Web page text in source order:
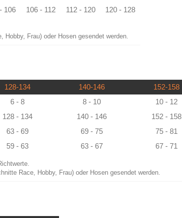
Frau) oder Hosen gesendet werden.
106 106 - 112 112 - 120 120 - 128
128-134 140-146 152-158
Race, Hobby, Frau) oder Hosen gesendet werden.
6 - 8 8 - 10
10 - 12
128 - 134 140 - 146
152 - 158
63 - 69 69 - 75
75 - 81
59 - 63 63 - 67 67 - 71